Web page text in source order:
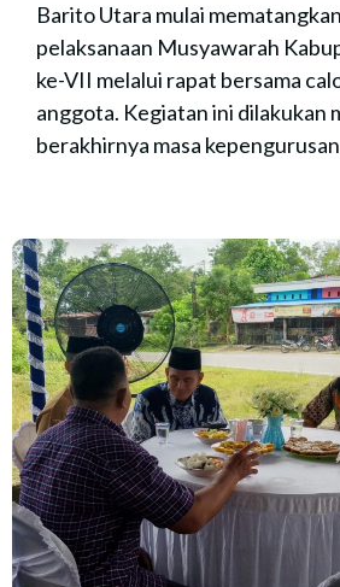
Barito Utara mulai
pelaksanaan Musyawarah
ke-VII melalui rapat bersama
anggota. Kegiatan ini dilakukan
berakhirnya masa